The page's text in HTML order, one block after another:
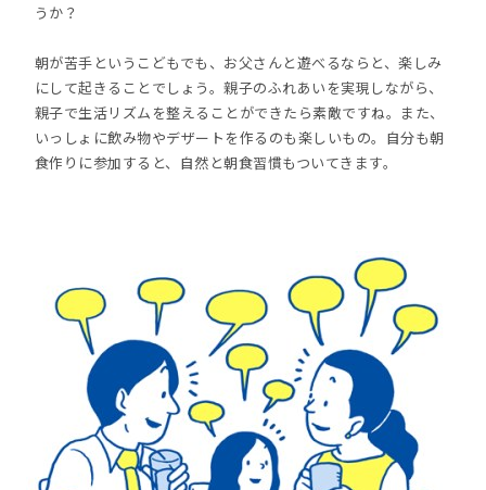
うか？
朝が苦手というこどもでも、お父さんと遊べるならと、楽しみ
にして起きることでしょう。親子のふれあいを実現しながら、
親子で生活リズムを整えることができたら素敵ですね。また、
いっしょに飲み物やデザートを作るのも楽しいもの。自分も朝
食作りに参加すると、自然と朝食習慣もついてきます。